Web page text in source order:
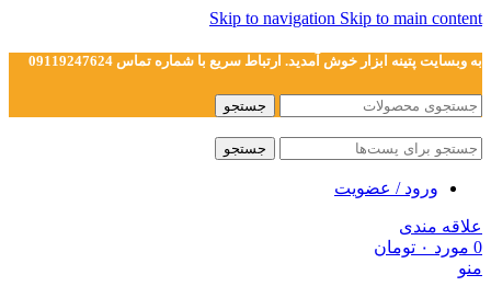
Skip to navigation Skip to main content
به وبسایت پتینه ابزار خوش آمدید. ارتباط سریع با شماره تماس 09119247624
جستجو
جستجو
ورود / عضویت
علاقه مندی
0 مورد ۰ تومان
منو